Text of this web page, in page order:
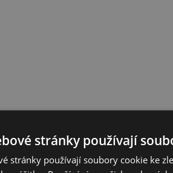
SCREEN MZH
stránky používají
stránky používají soubory cookie ke